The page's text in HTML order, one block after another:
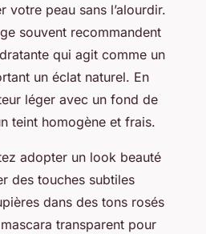
votre peau sans l’alourdir.
souvent recommandent
qui agit comme un
un éclat naturel. En
léger avec un fond de
teint homogène et frais.
adopter un look beauté
des touches subtiles
dans des tons rosés
transparent pour